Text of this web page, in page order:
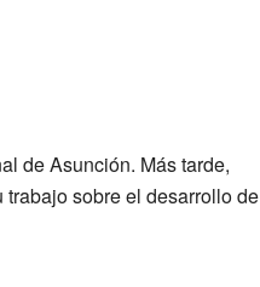
de Asunción. Más tarde,
sobre el desarrollo de